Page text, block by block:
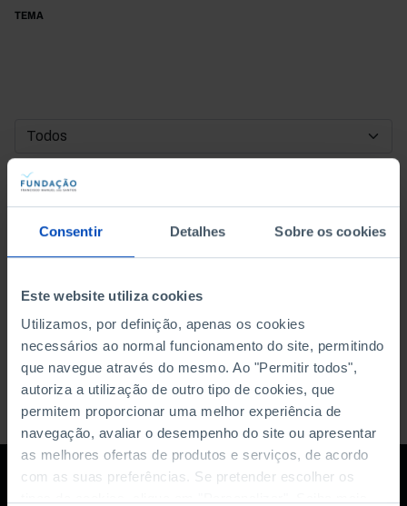
Consentir Detalhes Sobre os cookies
Este website utiliza cookies
Utilizamos, por definição, apenas os cookies
necessários ao normal funcionamento do site, permitindo
que navegue através do mesmo. Ao "Permitir todos",
autoriza a utilização de outro tipo de cookies, que
permitem proporcionar uma melhor experiência de
navegação, avaliar o desempenho do site ou apresentar
as melhores ofertas de produtos e serviços, de acordo
com as suas preferências. Se pretender escolher os
TEMA
DATA DE INÍCIO
DATA DE FIM